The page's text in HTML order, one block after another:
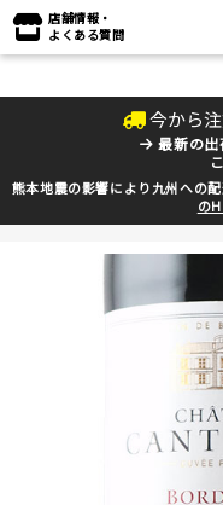
店舗情報・
よくある質問
今から
最新の出
熊本地震の影響により九州への
の